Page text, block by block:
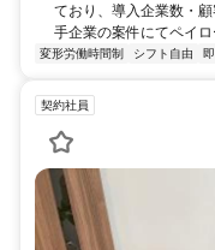
ており、導入企業数・
手企業の案件にてペイ
変形労働時間制 シフト自由
契約社員